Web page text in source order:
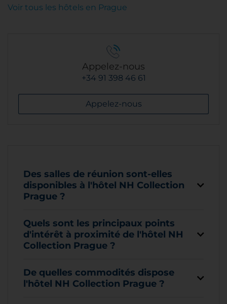
Voir tous les hôtels en Prague
Appelez-nous
+34 91 398 46 61
Appelez-nous
Des salles de réunion sont-elles
disponibles à l'hôtel NH Collection
Prague ?
Quels sont les principaux points
d'intérêt à proximité de l'hôtel NH
Collection Prague ?
De quelles commodités dispose
l'hôtel NH Collection Prague ?